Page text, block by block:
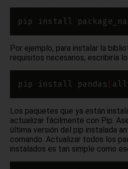
pip install
Por ejemplo, para instalar la
requisitos necesarios, escribiría
pip install pandas [all
Los paquetes que ya están
actualizar fácilmente con Pip.
última versión del pip instalada
comando. Actualizar todos los
instalados es tan simple como